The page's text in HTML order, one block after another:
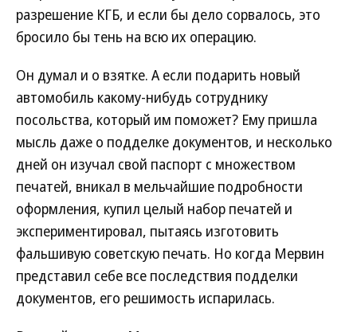
разрешение КГБ, и если бы дело сорвалось, это
бросило бы тень на всю их операцию.
Он думал и о взятке. А если подарить новый
автомобиль какому-нибудь сотруднику
посольства, который им поможет? Ему пришла
мысль даже о подделке документов, и несколько
дней он изучал свой паспорт с множеством
печатей, вникал в мельчайшие подробности
оформления, купил целый набор печатей и
экспериментировал, пытаясь изготовить
фальшивую советскую печать. Но когда Мервин
представил себе все последствия подделки
документов, его решимость испарилась.